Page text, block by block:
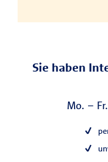
Sie haben
Mo. –